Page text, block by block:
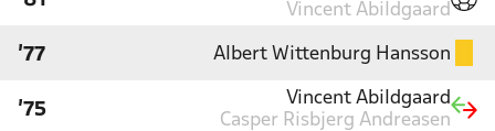
Vincent Abildgaard
'77 Albert Wittenburg Hansson
'75
Vincent Abildgaard
Casper Risbjerg Andreasen